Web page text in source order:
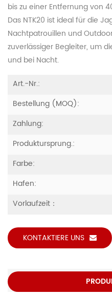
bis zu einer Entfernung von
Das NTK20 ist ideal für die
Nachtpatrouillen und
zuverlässiger Begleiter, um
und bei Nacht.
Art.-Nr.:
Bestellung (MOQ):
Zahlung:
Produktursprung.:
Farbe:
Hafen:
Vorlaufzeit：
KONTAKTIERE UNS